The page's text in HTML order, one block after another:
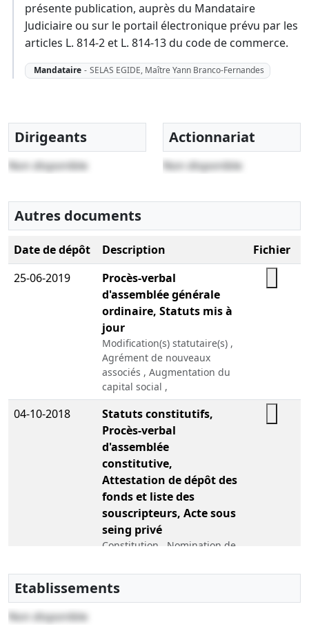
présente publication, auprès du Mandataire
Judiciaire ou sur le portail électronique prévu par les
articles L. 814-2 et L. 814-13 du code de commerce.
Mandataire - SELAS EGIDE, Maître Yann Branco-Fernandes
Dirigeants
Non disponible
Actionnariat
Non disponible
Autres documents
Date de dépôt Description
Fichier
25-06-2019
Procès-verbal
d'assemblée générale
ordinaire, Statuts mis à
jour
Modification(s) statutaire(s) ,
Agrément de nouveaux
associés , Augmentation du
capital social ,
04-10-2018
Statuts constitutifs,
Procès-verbal
d'assemblée
constitutive,
Attestation de dépôt des
fonds et liste des
souscripteurs, Acte sous
seing privé
Constitution , Nomination de
confirmation de création de
société
Etablissements
Non disponible